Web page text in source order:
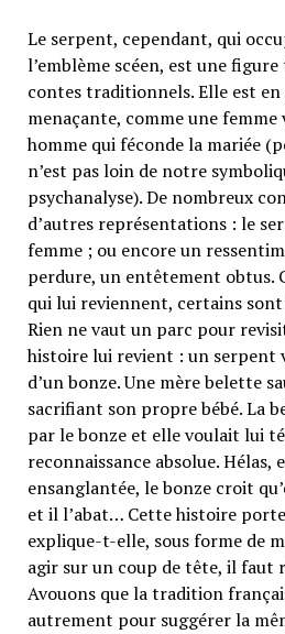
Le serpent, cependant, qui
l’emblème scéen, est une
contes traditionnels. Elle est
menaçante, comme une femme
homme qui féconde la mariée
n’est pas loin de notre
psychanalyse). De nombreux
d’autres représentations : le
femme ; ou encore un
perdure, un entêtement obtus.
qui lui reviennent, certains sont
Rien ne vaut un parc pour
histoire lui revient : un serpent
d’un bonze. Une mère belette
sacrifiant son propre bébé. La
par le bonze et elle voulait lui
reconnaissance absolue.
ensanglantée, le bonze croit
et il l’abat… Cette histoire
explique-t-elle, sous forme de
agir sur un coup de tête, il faut
Avouons que la tradition
autrement pour suggérer la